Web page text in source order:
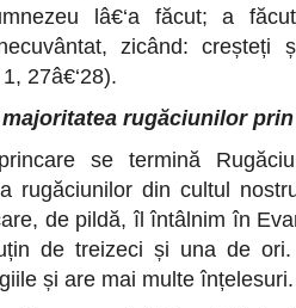
lâ€‘a făcut; a
zicând:
27â€‘28).
rugăciunilor
se termină
rugăciunilor din cultul
de pildă, îl întâlnim în
de treizeci și una de
și are mai multe înțelesuri.